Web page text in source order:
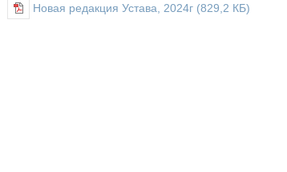
Новая редакция Устава, 2024г (829,2 КБ)